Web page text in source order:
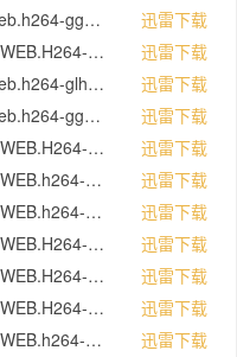
the.walking.dead.s11e05.1080p.web.h264-ggwp[eztv.re].mkv[eztv]
迅雷下载
The.Walking.Dead.S11E06.1080p.WEB.H264-GGEZ[rartv]
迅雷下载
the.walking.dead.s11e07.1080p.web.h264-glhf[eztv.re].mkv[eztv]
迅雷下载
the.walking.dead.s11e08.1080p.web.h264-ggwp[eztv.re].mkv[eztv]
迅雷下载
The.Walking.Dead.S11E09.1080p.WEB.H264-CAKES[rartv]
迅雷下载
The.Walking.Dead.S11E10.1080p.WEB.h264-GOSSIP[rartv]
迅雷下载
The.Walking.Dead.S11E11.1080p.WEB.h264-KOGi[rartv]
迅雷下载
The.Walking.Dead.S11E12.1080p.WEB.H264-CAKES[rartv]
迅雷下载
The.Walking.Dead.S11E13.1080p.WEB.H264-PECULATE[rartv]
迅雷下载
The.Walking.Dead.S11E14.1080p.WEB.H264-PECULATE[rartv]
迅雷下载
The.Walking.Dead.S11E15.1080p.WEB.h264-GOSSIP[rartv]
迅雷下载